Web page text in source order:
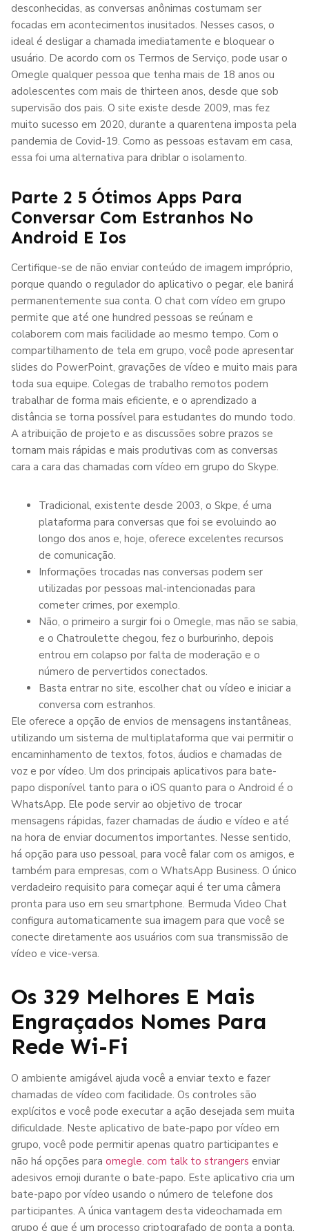
desconhecidas, as conversas anônimas costumam ser
focadas em acontecimentos inusitados. Nesses casos, o
ideal é desligar a chamada imediatamente e bloquear o
usuário. De acordo com os Termos de Serviço, pode usar o
Omegle qualquer pessoa que tenha mais de 18 anos ou
adolescentes com mais de thirteen anos, desde que sob
supervisão dos pais. O site existe desde 2009, mas fez
muito sucesso em 2020, durante a quarentena imposta pela
pandemia de Covid-19. Como as pessoas estavam em casa,
essa foi uma alternativa para driblar o isolamento.
Parte 2 5 Ótimos Apps Para
Conversar Com Estranhos No
Android E Ios
Certifique-se de não enviar conteúdo de imagem impróprio,
porque quando o regulador do aplicativo o pegar, ele banirá
permanentemente sua conta. O chat com vídeo em grupo
permite que até one hundred pessoas se reúnam e
colaborem com mais facilidade ao mesmo tempo. Com o
compartilhamento de tela em grupo, você pode apresentar
slides do PowerPoint, gravações de vídeo e muito mais para
toda sua equipe. Colegas de trabalho remotos podem
trabalhar de forma mais eficiente, e o aprendizado a
distância se torna possível para estudantes do mundo todo.
A atribuição de projeto e as discussões sobre prazos se
tornam mais rápidas e mais produtivas com as conversas
cara a cara das chamadas com vídeo em grupo do Skype.
Tradicional, existente desde 2003, o Skpe, é uma
plataforma para conversas que foi se evoluindo ao
longo dos anos e, hoje, oferece excelentes recursos
de comunicação.
Informações trocadas nas conversas podem ser
utilizadas por pessoas mal-intencionadas para
cometer crimes, por exemplo.
Não, o primeiro a surgir foi o Omegle, mas não se sabia,
e o Chatroulette chegou, fez o burburinho, depois
entrou em colapso por falta de moderação e o
número de pervertidos conectados.
Basta entrar no site, escolher chat ou vídeo e iniciar a
conversa com estranhos.
Ele oferece a opção de envios de mensagens instantâneas,
utilizando um sistema de multiplataforma que vai permitir o
encaminhamento de textos, fotos, áudios e chamadas de
voz e por vídeo. Um dos principais aplicativos para bate-
papo disponível tanto para o iOS quanto para o Android é o
WhatsApp. Ele pode servir ao objetivo de trocar
mensagens rápidas, fazer chamadas de áudio e vídeo e até
na hora de enviar documentos importantes. Nesse sentido,
há opção para uso pessoal, para você falar com os amigos, e
também para empresas, com o WhatsApp Business. O único
verdadeiro requisito para começar aqui é ter uma câmera
pronta para uso em seu smartphone. Bermuda Video Chat
configura automaticamente sua imagem para que você se
conecte diretamente aos usuários com sua transmissão de
vídeo e vice-versa.
Os 329 Melhores E Mais
Engraçados Nomes Para
Rede Wi-Fi
O ambiente amigável ajuda você a enviar texto e fazer
chamadas de vídeo com facilidade. Os controles são
explícitos e você pode executar a ação desejada sem muita
dificuldade. Neste aplicativo de bate-papo por vídeo em
grupo, você pode permitir apenas quatro participantes e
não há opções para omegle. com talk to strangers enviar
adesivos emoji durante o bate-papo. Este aplicativo cria um
bate-papo por vídeo usando o número de telefone dos
participantes. A única vantagem desta videochamada em
grupo é que é um processo criptografado de ponta a ponta,